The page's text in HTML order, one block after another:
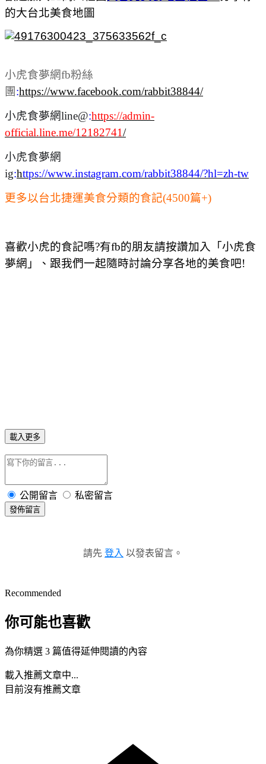
的大台北美食地圖
小虎食夢網fb粉絲
團 :https://www.facebook.com/rabbit38844/
小虎食夢網line@:https://admin-
official.line.me/12182741/
小虎食夢網
ig:https://www.instagram.com/rabbit38844/?hl=zh-tw
更多以台北捷運美食分類的食記(4500篇+)
喜歡小虎的食記嗎?有fb的朋友請按讚加入「小虎食
夢網」、跟我們一起隨時討論分享各地的美食吧!
載入更多
公開留言 私密留言
發佈留言
請先 登入 以發表留言。
Recommended
你可能也喜歡
為你精選 3 篇值得延伸閱讀的內容
載入推薦文章中...
目前沒有推薦文章